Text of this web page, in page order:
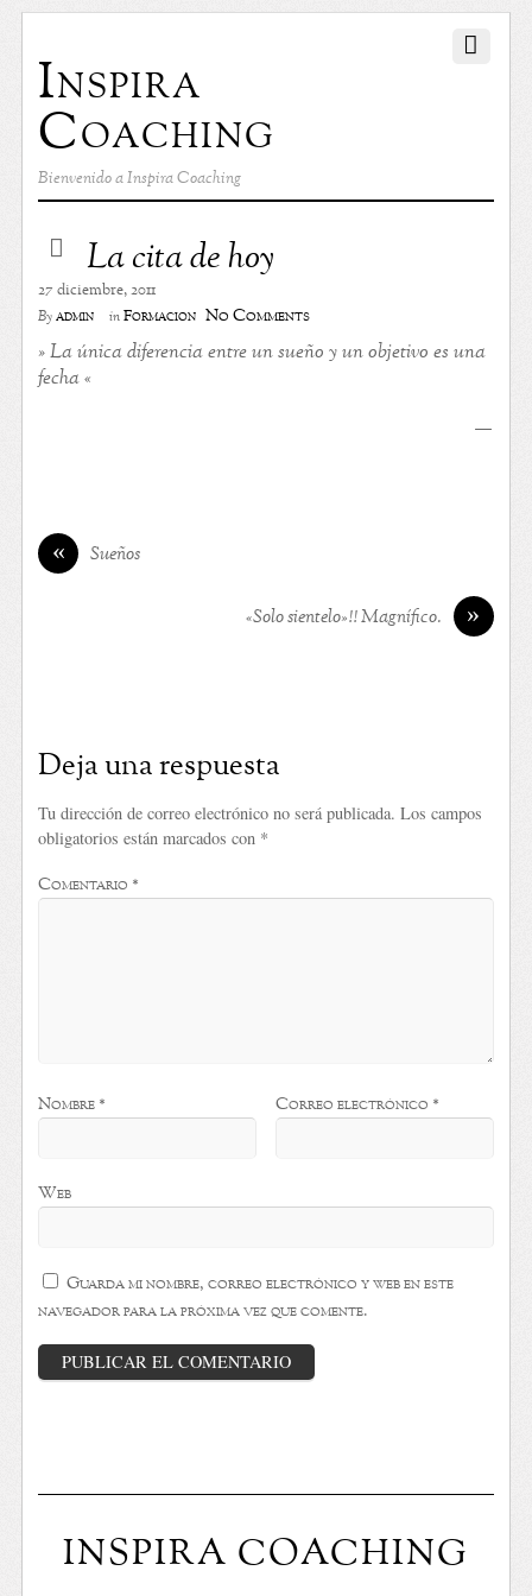
Inspira
Coaching
Bienvenido a Inspira Coaching
La cita de hoy
27 diciembre, 2011
Byadmin inFormación No Comments
» La única diferencia entre un sueño y un objetivo es una
fecha «
—
« Sueños
»
«Solo sientelo»!! Magnífico.
Deja una respuesta
Tu dirección de correo electrónico no será publicada. Los campos
obligatorios están marcados con *
Comentario *
Nombre * Correo electrónico *
Web
Guarda mi nombre, correo electrónico y web en este
navegador para la próxima vez que comente.
INSPIRA COACHING